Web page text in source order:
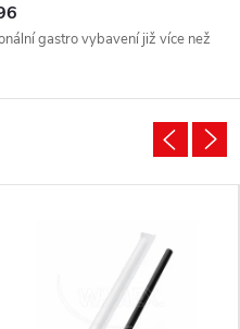
gastro vybavení již více než